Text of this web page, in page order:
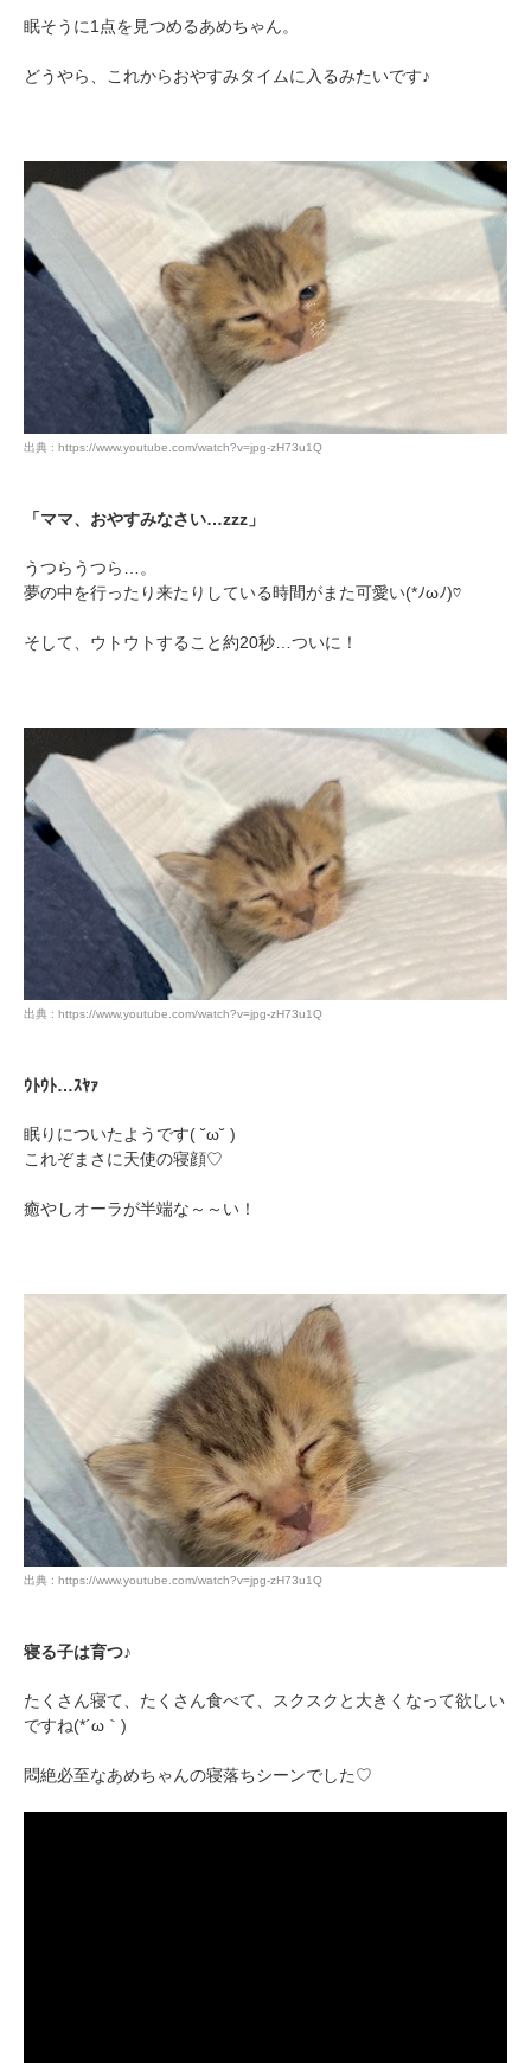
眠そうに1点を見つめるあめちゃん。
どうやら、これからおやすみタイムに入るみたいです♪
出典 : https://www.youtube.com/watch?v=jpg-zH73u1Q
「ママ、おやすみなさい…zzz」
うつらうつら…。
夢の中を行ったり来たりしている時間がまた可愛い(*ﾉωﾉ)♡
そして、ウトウトすること約20秒…ついに！
出典 : https://www.youtube.com/watch?v=jpg-zH73u1Q
ｳﾄｳﾄ…ｽﾔｧ
眠りについたようです( ˘ω˘ )
これぞまさに天使の寝顔♡
癒やしオーラが半端な～～い！
出典 : https://www.youtube.com/watch?v=jpg-zH73u1Q
寝る子は育つ♪
たくさん寝て、たくさん食べて、スクスクと大きくなって欲しい
ですね(*´ω｀)
悶絶必至なあめちゃんの寝落ちシーンでした♡
いぬ部をフォロー
PECOアプリをダウンロード済みの方
アプリで開く